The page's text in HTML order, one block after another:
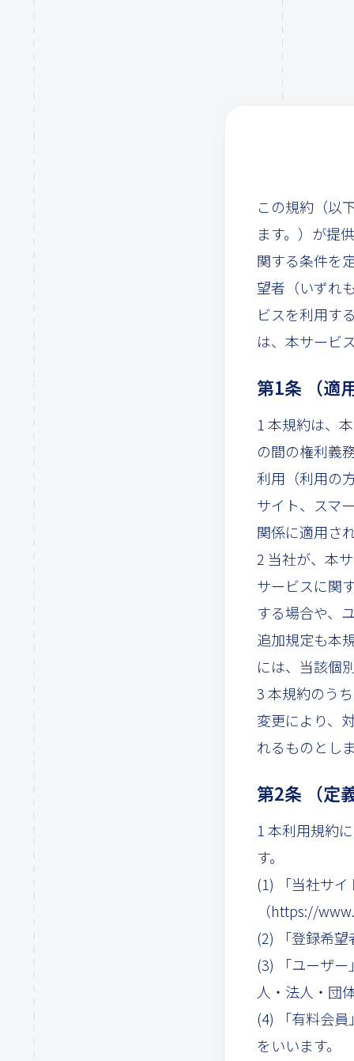
この規約（以
ます。）が提
関する条件を
望者（いずれ
ビスを利用す
は、本サービ
第1条 （適用
1 本規約は、
の間の権利義
利用（利用の
サイト、スマ
関係に適用され
2 当社が、本
サービスに関
する場合や、
追加規定も本
には、当該個
3 本規約のう
変更により、
れるものとしま
第2条 （定義
1 本利用規約
す。
(1) 「当社サ
（https://
(2) 「登録希望
(3) 「ユーザ
人・法人・団
(4) 「有料会
をいいます。